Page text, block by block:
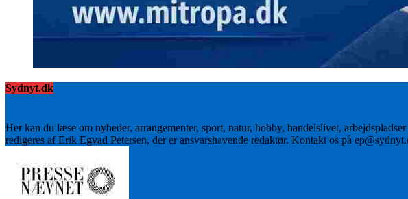
Sydnyt.dk
Her kan du læse om nyheder, arrangementer, sport, natur, hobby, handelslivet,
redigeres af Erik Egvad Petersen, der er ansvarshavende redaktør. Kontakt os på